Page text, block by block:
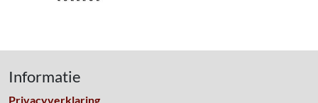
Informatie
Privacyverklaring